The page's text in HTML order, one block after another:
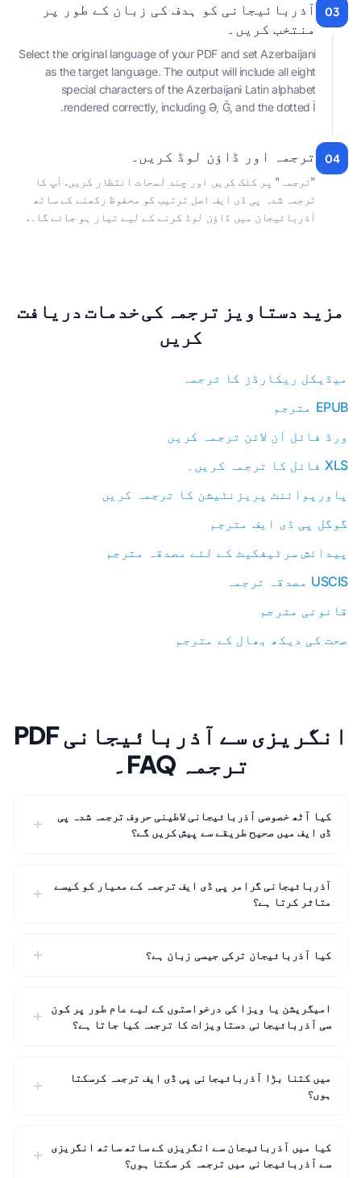
03
آذربائیجانی کو ہدف کی زبان کے طور پر
منتخب کریں۔
Select the original language of your PDF and set Azerbaijani
as the target language. The output will include all eight
special characters of the Azerbaijani Latin alphabet
rendered correctly, including Ə, Ğ, and the dotted İ.
04 ترجمہ اور ڈاؤن لوڈ کریں۔
"ترجمہ" پر کلک کریں اور چند لمحات انتظار کریں. آپ کا
ترجمہ شدہ پی ڈی ایف اصل ترتیب کو محفوظ رکھنے کے ساتھ
آذربائیجان میں ڈاؤن لوڈ کرنے کے لیے تیار ہو جائے گا۔.
مزید دستاویز ترجمہ کی خدمات دریافت
کریں
میڈیکل ریکارڈز کا ترجمہ
EPUB مترجم
ورڈ فائل آن لائن ترجمہ کریں
XLS فائل کا ترجمہ کریں۔
پاورپوائنٹ پریزنٹیشن کا ترجمہ کریں
گوگل پی ڈی ایف مترجم
پیدائش سرٹیفکیٹ کے لئے مصدقہ مترجم
USCIS مصدقہ ترجمہ
قانونی مترجم
صحت کی دیکھ بھال کے مترجم
انگریزی سے آذربائیجانی PDF
ترجمہ FAQ۔
کیا آٹھ خصوصی آذربائیجانی لاطینی حروف ترجمہ شدہ پی
ڈی ایف میں صحیح طریقے سے پیش کریں گے؟
آذربائیجانی گرامر پی ڈی ایف ترجمہ کے معیار کو کیسے
متاثر کرتا ہے؟
کیا آذربائیجان ترکی جیسی زبان ہے؟
امیگریشن یا ویزا کی درخواستوں کے لیے عام طور پر کون
سی آذربائیجانی دستاویزات کا ترجمہ کیا جاتا ہے؟
میں کتنا بڑا آذربائیجانی پی ڈی ایف ترجمہ کرسکتا
ہوں؟
کیا میں آذربائیجان سے انگریزی کے ساتھ ساتھ انگریزی
سے آذربائیجانی میں ترجمہ کر سکتا ہوں؟